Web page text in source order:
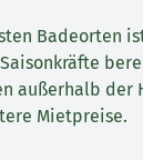
Badeorten
außerhalb
Mietpreise.